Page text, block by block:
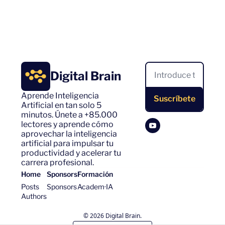
Digital Brain
Aprende Inteligencia
Artificial en tan solo 5
minutos. Únete a +85.000
lectores y aprende cómo
aprovechar la inteligencia
artificial para impulsar tu
productividad y acelerar tu
carrera profesional.
Suscríbete
Home
Posts
Authors
Sponsors
Sponsors
Formación
Academ·IA
© 2026 Digital Brain.